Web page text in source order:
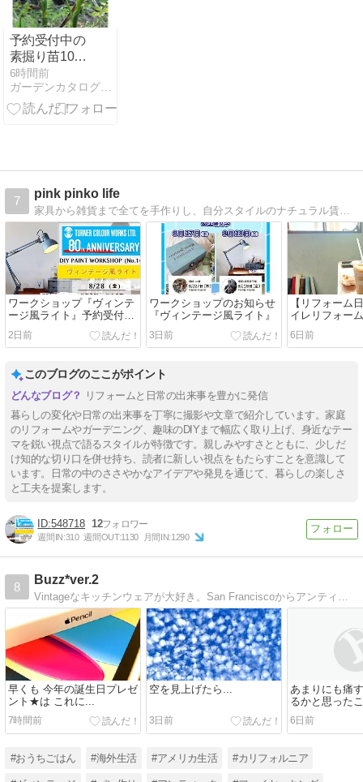
予約受付中の
素掘り苗100
株で楽しむウ
ド栽培
6時間前
ガーデンカタログ.com
7
pink pinko life
家具から雑貨まで全てを手作りし、自分スタイルのナチュラル賃貸マンションライフを楽しんでいます。
ワークショップ『ヴィンテ
ージ風ライト』予約受付開
2日前
ワークショップのお知らせ
『ヴィンテージ風ライト』
3日前
【リフォーム
イレリフォーム
6日前
このブログのここがポイント
リフォームと日常の出来事を豊かに発信
暮らしの変化や日常の出来事を丁寧に撮影や文章で紹介しています。家庭
のリフォームやガーデニング、趣味のDIYまで幅広く取り上げ、身近なテー
マを鋭い視点で語るスタイルが特徴です。親しみやすさとともに、少しだ
け知的な切り口を併せ持ち、読者に新しい視点をもたらすことを意識して
います。日常の中のささやかなアイデアや発見を通じて、暮らしの楽しさ
と工夫を提案します。
548718 12
週間IN:310 週間OUT:1130 月間IN:1290
8
Buzz*ver.2
Vintageなキッチンウェアが大好き。San Franciscoからアンティーキングレポートをお届けしています
早くも 今年の誕生日プレゼ
ント★は これに...
7時間前
空を見上げたら...
3日前
あまりにも痛
るかと思った
6日前
#おうちごはん #海外生活 #アメリカ生活 #カリフォルニア